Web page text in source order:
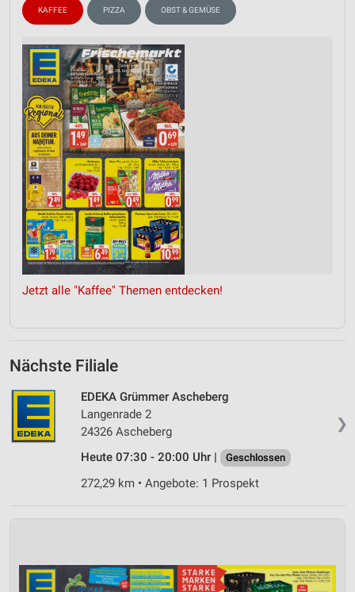
KAFFEE PIZZA OBST & GEMÜSE
Jetzt alle "Kaffee" Themen entdecken!
Nächste Filiale
❯
EDEKA Grümmer Ascheberg
Langenrade 2
24326 Ascheberg
Heute 07:30 - 20:00 Uhr |
Geschlossen
272,29 km • Angebote: 1 Prospekt